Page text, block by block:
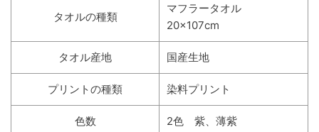
タオルの種類
マフラータオル
20×107cm
タオル産地 国産生地
プリントの種類 染料プリント
色数 2色 紫、薄紫